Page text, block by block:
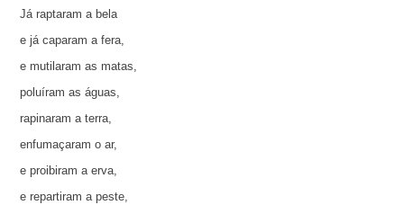
Já raptaram a bela
e já caparam a fera,
e mutilaram as matas,
poluíram as águas,
rapinaram a terra,
enfumaçaram o ar,
e proibiram a erva,
e repartiram a peste,